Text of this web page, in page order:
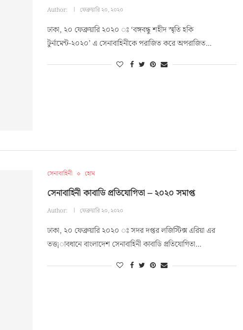
Author: ফেব্রুয়ারি ২০, ২০২০
ঢাকা, ২০ ফেব্রুয়ারি ২০২০ ঃ ‘বঙ্গবন্ধু শহীদ স্মৃতি হকি
টুর্নামেন্ট-২০২০’ এ সেনাবাহিনীকে পরাজিত করে অপরাজিত…
সেনাবাহিনী হোম
সেনাবাহিনী কাবাডি প্রতিযোগিতা – ২০২০ সমাপ্ত
Author: ফেব্রুয়ারি ২০, ২০২০
ঢাকা, ২০ ফেব্রুয়ারি ২০২০ ঃ সদর দপ্তর লজিস্টিক্স এরিয়া এর
তত্ত¡াবধানে বাংলাদেশ সেনাবাহিনী কাবাডি প্রতিযোগিতা…